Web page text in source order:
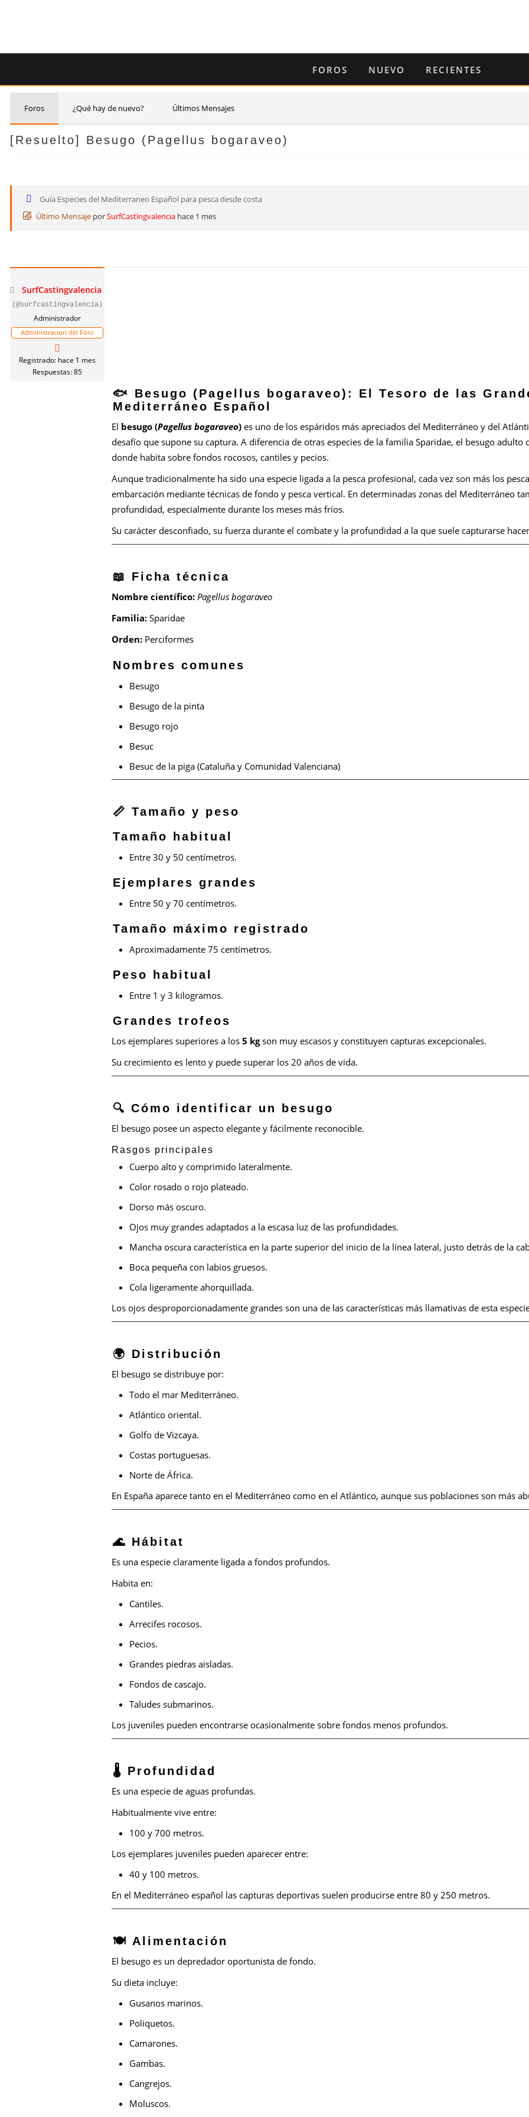
FOROS NUEVO RECIENTES
Foros ¿Qué hay de nuevo? Últimos Mensajes
[Resuelto] Besugo (Pagellus bogaraveo)
Guía Especies del Mediterraneo Español para pesca desde costa
Último Mensaje porSurfCastingvalencia hace 1 mes
SurfCastingvalencia
(@surfcastingvalencia)
Administrador
Administracion del Foro
Registrado: hace 1 mes
Respuestas: 85
🐟 Besugo (Pagellus bogaraveo): El Tesoro de las
Mediterráneo Español
El besugo (Pagellus bogaraveo)es uno de los espáridos más apreciados del Mediterráneo y del
desafío que supone su captura. A diferencia de otras especies de la familia Sparidae, el besugo
donde habita sobre fondos rocosos, cantiles y pecios.
Aunque tradicionalmente ha sido una especie ligada a la pesca profesional, cada vez son más los
embarcación mediante técnicas de fondo y pesca vertical. En determinadas zonas del Mediterráneo
profundidad, especialmente durante los meses más fríos.
Su carácter desconfiado, su fuerza durante el combate y la profundidad a la que suele capturarse
📖 Ficha técnica
Nombre científico: Pagellus bogaraveo
Familia:Sparidae
Orden:Perciformes
Nombres comunes
Besugo
Besugo de la pinta
Besugo rojo
Besuc
Besuc de la piga (Cataluña y Comunidad Valenciana)
📏 Tamaño y peso
Tamaño habitual
Entre 30 y 50 centímetros.
Ejemplares grandes
Entre 50 y 70 centímetros.
Tamaño máximo registrado
Aproximadamente 75 centímetros.
Peso habitual
Entre 1 y 3 kilogramos.
Grandes trofeos
Los ejemplares superiores a los 5 kgson muy escasos y constituyen capturas excepcionales.
Su crecimiento es lento y puede superar los 20 años de vida.
🔍 Cómo identificar un besugo
El besugo posee un aspecto elegante y fácilmente reconocible.
Rasgos principales
Cuerpo alto y comprimido lateralmente.
Color rosado o rojo plateado.
Dorso más oscuro.
Ojos muy grandes adaptados a la escasa luz de las profundidades.
Mancha oscura característica en la parte superior del inicio de la línea lateral, justo detrás de la
Boca pequeña con labios gruesos.
Cola ligeramente ahorquillada.
Los ojos desproporcionadamente grandes son una de las características más llamativas de esta
🌍 Distribución
El besugo se distribuye por:
Todo el mar Mediterráneo.
Atlántico oriental.
Golfo de Vizcaya.
Costas portuguesas.
Norte de África.
En España aparece tanto en el Mediterráneo como en el Atlántico, aunque sus poblaciones son más
🌊 Hábitat
Es una especie claramente ligada a fondos profundos.
Habita en:
Cantiles.
Arrecifes rocosos.
Pecios.
Grandes piedras aisladas.
Fondos de cascajo.
Taludes submarinos.
Los juveniles pueden encontrarse ocasionalmente sobre fondos menos profundos.
🌡️ Profundidad
Es una especie de aguas profundas.
Habitualmente vive entre:
100 y 700 metros.
Los ejemplares juveniles pueden aparecer entre:
40 y 100 metros.
En el Mediterráneo español las capturas deportivas suelen producirse entre 80 y 250 metros.
🍽️ Alimentación
El besugo es un depredador oportunista de fondo.
Su dieta incluye:
Gusanos marinos.
Poliquetos.
Camarones.
Gambas.
Cangrejos.
Moluscos.